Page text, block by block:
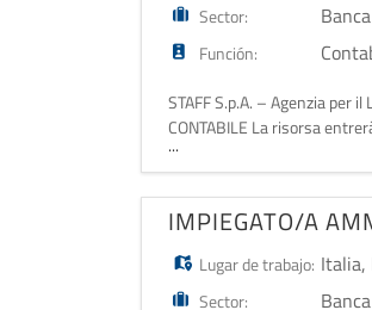
Sector:
Función:
STAFF S.p.A. – Agenzia per
CONTABILE La risorsa
dell'azienda, con particolare
...
IMPIEGATO/A
Lugar de trabajo: Italia,
Sector: